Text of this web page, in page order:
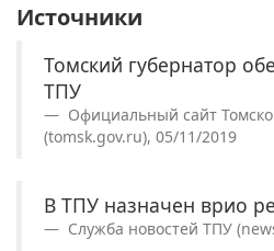
Источники
Томский губернатор
ТПУ
Официальный сайт
(tomsk.gov.ru), 05/11/2019
В ТПУ назначен врио
Служба новостей ТПУ